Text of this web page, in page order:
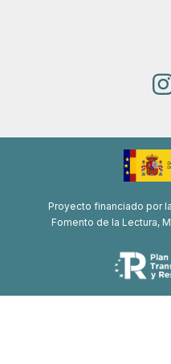
Proyecto financiado por
Fomento de la Lectura,